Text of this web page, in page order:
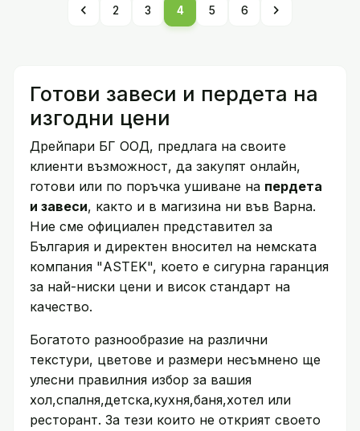
chevron_left 2 3 4 5 6 chevron_right
Готови завеси и пердета на
изгодни цени
Дрейпари БГ ООД, предлага на своите
клиенти възможност, да закупят онлайн,
готови или по поръчка ушиване на пердета
и завеси, както и в магизина ни във Варна.
Ние сме официален представител за
България и директен вносител на немската
компания "ASTEK", което е сигурна гаранция
за най-ниски цени и висок стандарт на
качество.
Богатото разнообразие на различни
текстури, цветове и размери несъмнено ще
улесни правилния избор за вашия
хол,спалня,детска,кухня,баня,хотел или
ресторант. За тези които не открият своето